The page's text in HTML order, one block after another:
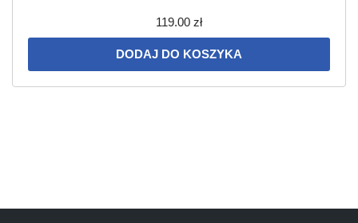
119.00 zł
DODAJ DO KOSZYKA